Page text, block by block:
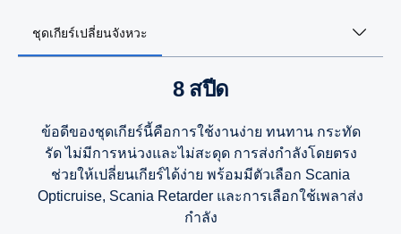
ชุดเกียร์เปลี่ยนจังหวะ
8 สปีด
ข้อดีของชุดเกียร์นี้คือการใช้งานง่าย ทนทาน กระทัด
รัด ไม่มีการหน่วงและไม่สะดุด การส่งกำลังโดยตรง
ช่วยให้เปลี่ยนเกียร์ได้ง่าย พร้อมมีตัวเลือก Scania
Opticruise, Scania Retarder และการเลือกใช้เพลาส่ง
กำลัง